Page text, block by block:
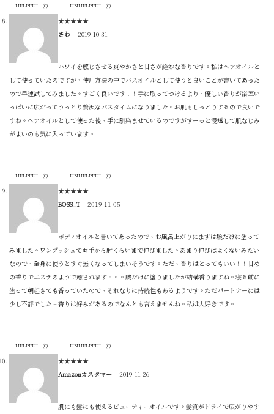
HELPFUL (0) UNHELPFUL (0)
★★★★★
さわ – 2019-10-31
ハワイを感じさせる爽やかさと甘さが絶妙な香りです。私はヘアオイルと
して使っていたのですが、使用方法の中でバスオイルとして使うと良いことが書いてあった
ので早速試してみました。すごく良いです！！手に取ってつけるより、優しい香りが浴室い
っぱいに広がってうっとり贅沢なバスタイムになりました。お肌もしっとりするので良いで
すね。ヘアオイルとして使った後、手に馴染ませているのですがすーっと浸透して肌なじみ
がよいのも気に入っています。
HELPFUL (0) UNHELPFUL (0)
★★★★★
BOSS_T – 2019-11-05
ボディオイルと書いてあったので、お風呂上がりにまずは腕だけに塗って
みました。ワンプッシュで両手から肘くらいまで伸びました。あまり伸びはよくないみたい
なので、全身に使うとすぐ無くなってしまいそうです。ただ、香りはとってもいい！！甘め
の香りでエステのようで癒されます。。。腕だけに塗りましたが結構香りますね。寝る前に
塗って朝起きても香っていたので、それなりに持続性もあるようです。ただパートナーには
少し不評でした…香りは好みがあるのでなんとも言えませんね。私は大好きです。
HELPFUL (0) UNHELPFUL (0)
★★★★★
Amazonカスタマー – 2019-11-26
肌にも髪にも使えるビューティーオイルです。髪質がドライで広がりやす